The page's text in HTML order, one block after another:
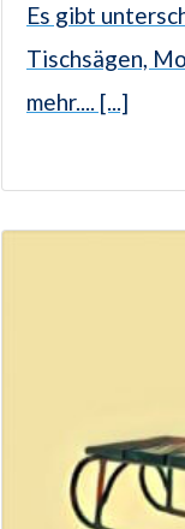
Es gibt
Tischsägen,
mehr.... [...]